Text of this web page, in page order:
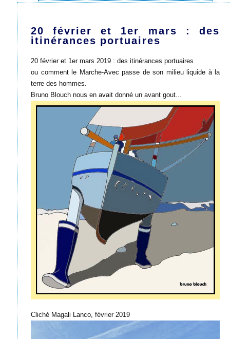
20 février et 1er mars : des
itinérances portuaires
20 février et 1er mars 2019 : des itinérances portuaires
ou comment le Marche-Avec passe de son milieu liquide à la
terre des hommes.
Bruno Blouch nous en avait donné un avant gout...
Cliché Magali Lanco, février 2019